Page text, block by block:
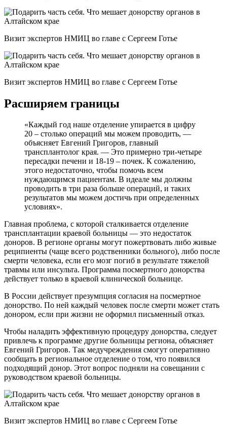
Визит экспертов НМИЦ во главе с Сергеем Готье
Визит экспертов НМИЦ во главе с Сергеем Готье
Расширяем границы
«Каждый год наше отделение упирается в цифру
20 – столько операций мы можем проводить, —
объясняет Евгений Григоров, главный
трансплантолог края. — Это примерно три-четыре
пересадки печени и 18-19 – почек. К сожалению,
этого недостаточно, чтобы помочь всем
нуждающимся пациентам. В идеале мы должны
проводить в три раза больше операций, и таких
результатов мы можем достичь при определенных
условиях».
Главная проблема, с которой сталкивается отделение
трансплантации краевой больницы — это недостаток
доноров. В регионе органы могут пожертвовать либо живые
реципиенты (чаще всего родственники больного), либо после
смерти человека, если его мозг погиб в результате тяжелой
травмы или инсульта. Программа посмертного донорства
действует только в краевой клинической больнице.
В России действует презумпция согласия на посмертное
донорство. По ней каждый человек после смерти может стать
донором, если при жизни не оформил письменный отказ.
Чтобы наладить эффективную процедуру донорства, следует
привлечь к программе другие больницы региона, объясняет
Евгений Григоров. Так медучреждения смогут оперативно
сообщать в региональное отделение о том, что появился
подходящий донор. Этот вопрос подняли на совещании с
руководством краевой больницы.
Визит экспертов НМИЦ во главе с Сергеем Готье